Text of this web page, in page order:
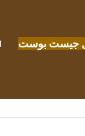
جيست بوست